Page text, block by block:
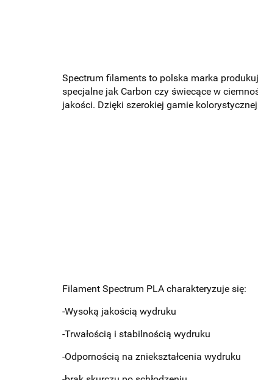
Spectrum filaments to polska marka
specjalne jak Carbon czy świecące w
jakości. Dzięki szerokiej gamie
Filament Spectrum PLA charakteryzuje się:
-Wysoką jakością wydruku
-Trwałością i stabilnością wydruku
-Odpornością na zniekształcenia wydruku